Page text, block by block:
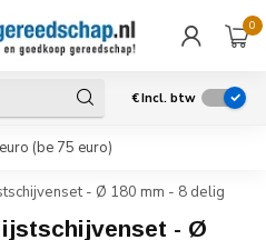
0
€Incl. btw
(be 75 euro)
- Ø 180 mm - 8 delig
- Ø